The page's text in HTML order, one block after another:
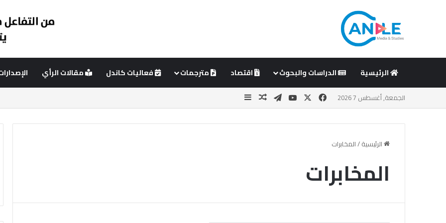
الرئيسية الدراسات والبحوث اقتصاد مترجمات فعاليات كاندل مقالات الرأي
الجمعة, أغسطس 7 2026 فيسبوك ‫YouTube
تيلقرام مقال عشوائي
الرئيسية/المخابرات
المخابرات